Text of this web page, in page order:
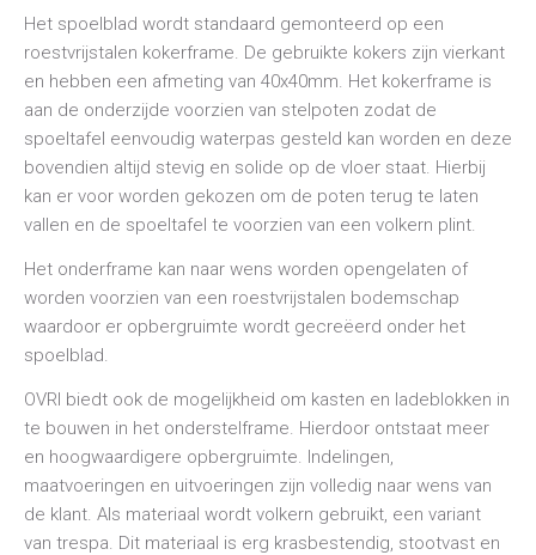
Het spoelblad wordt standaard gemonteerd op een
roestvrijstalen kokerframe. De gebruikte kokers zijn vierkant
en hebben een afmeting van 40x40mm. Het kokerframe is
aan de onderzijde voorzien van stelpoten zodat de
spoeltafel eenvoudig waterpas gesteld kan worden en deze
bovendien altijd stevig en solide op de vloer staat. Hierbij
kan er voor worden gekozen om de poten terug te laten
vallen en de spoeltafel te voorzien van een volkern plint.
Het onderframe kan naar wens worden opengelaten of
worden voorzien van een roestvrijstalen bodemschap
waardoor er opbergruimte wordt gecreëerd onder het
spoelblad.
OVRI biedt ook de mogelijkheid om kasten en ladeblokken in
te bouwen in het onderstelframe. Hierdoor ontstaat meer
en hoogwaardigere opbergruimte. Indelingen,
maatvoeringen en uitvoeringen zijn volledig naar wens van
de klant. Als materiaal wordt volkern gebruikt, een variant
van trespa. Dit materiaal is erg krasbestendig, stootvast en